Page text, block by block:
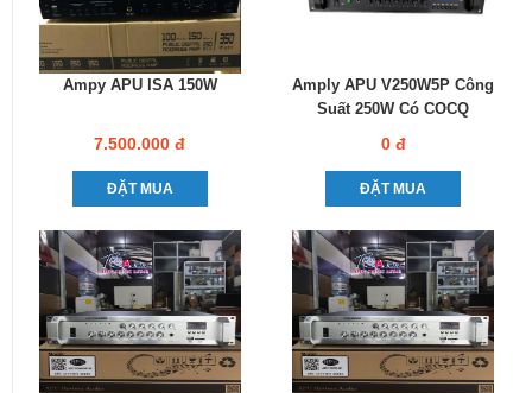
Ampy APU ISA 150W
7.500.000 đ
ĐẶT MUA
Amply APU V250W5P Công
Suất 250W Có COCQ
0 đ
ĐẶT MUA